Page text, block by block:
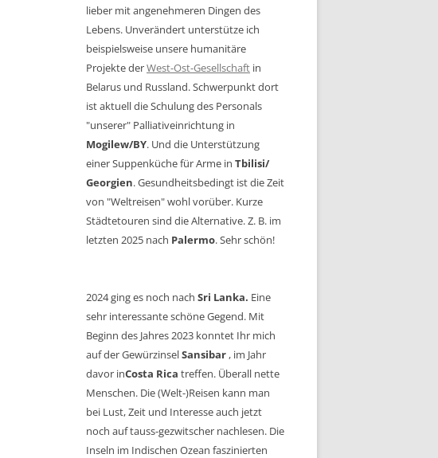
lieber mit angenehmeren Dingen des
Lebens. Unverändert unterstütze ich
beispielsweise unsere humanitäre
Projekte derWest-Ost-Gesellschaft in
Belarus und Russland. Schwerpunkt dort
ist aktuell die Schulung des Personals
"unserer" Palliativeinrichtung in
Mogilew/BY. Und die Unterstützung
einer Suppenküche für Arme in Tbilisi/
Georgien. Gesundheitsbedingt ist die Zeit
von "Weltreisen" wohl vorüber. Kurze
Städtetouren sind die Alternative. Z. B. im
letzten 2025 nach Palermo. Sehr schön!
2024 ging es noch nach Sri Lanka. Eine
sehr interessante schöne Gegend. Mit
Beginn des Jahres 2023 konntet Ihr mich
auf der GewürzinselSansibar , im Jahr
davor inCosta Rica treffen. Überall nette
Menschen. Die (Welt-)Reisen kann man
bei Lust, Zeit und Interesse auch jetzt
noch auf tauss-gezwitscher nachlesen. Die
Inseln im Indischen Ozean faszinierten